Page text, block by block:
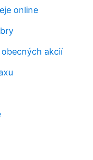
online
akcií